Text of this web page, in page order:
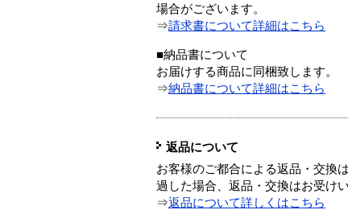
場合がございます。
⇒請求書について詳細はこちら
■納品書について
お届けする商品に同梱致します。
⇒納品書について詳細はこちら
返品について
お客様のご都合による返品・交換
過した場合、返品・交換はお受け
⇒返品について詳しくはこちら